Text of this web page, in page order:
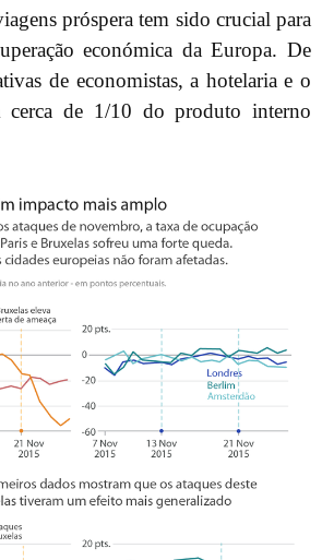
próspera tem sido crucial para
económica da Europa. De
de economistas, a hotelaria e o
cerca de 1/10 do produto interno